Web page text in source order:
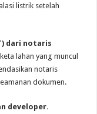
listrik setelah
dari notaris
lahan yang muncul
notaris
dokumen.
developer.